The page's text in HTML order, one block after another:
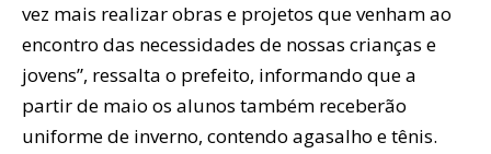
vez mais realizar obras e projetos que venham ao
encontro das necessidades de nossas crianças e
jovens”, ressalta o prefeito, informando que a
partir de maio os alunos também receberão
uniforme de inverno, contendo agasalho e tênis.